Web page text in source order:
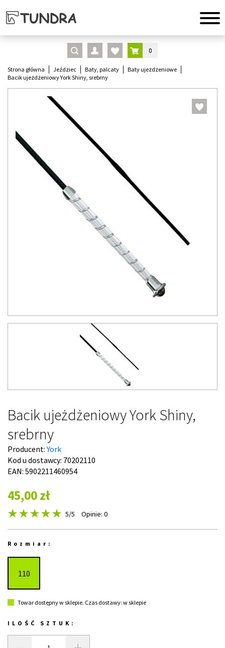
0
Strona główna Jeździec Baty, palcaty
Baty ujeżdżeniowe
Bacik ujeżdżeniowy York Shiny, srebrny
Bacik ujeżdżeniowy York Shiny,
srebrny
Producent:York
Kod u dostawcy: 70202110
EAN: 5902211460954
45,00 zł
5/5 Opinie: 0
Rozmiar:
110
Towar dostępny w sklepie. Czas dostawy: w sklepie
ILOŚĆ SZTUK: